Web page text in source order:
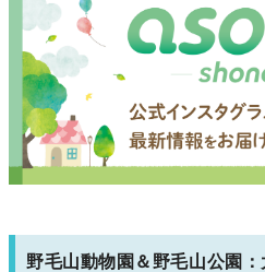
野毛山動物園＆野毛山公園